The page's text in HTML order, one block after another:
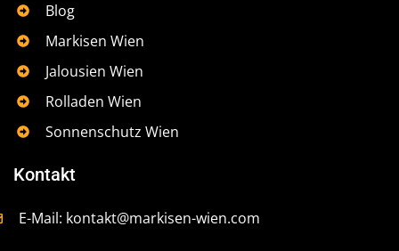
Blog
Markisen Wien
Jalousien Wien
Rolladen Wien
Sonnenschutz Wien
Kontakt
E-Mail: kontakt@markisen-wien.com